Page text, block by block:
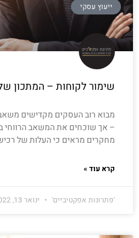
ייעוץ עסקי
שימור לקוחות – המתכון
מבוא רוב העסקים מקדישים
– אך שוכחים את המשאב הרווחי
מחקרים מראים כי העלות של
קרא עוד »
'פתרונות אפקטיביים' ינואר 13, 2022